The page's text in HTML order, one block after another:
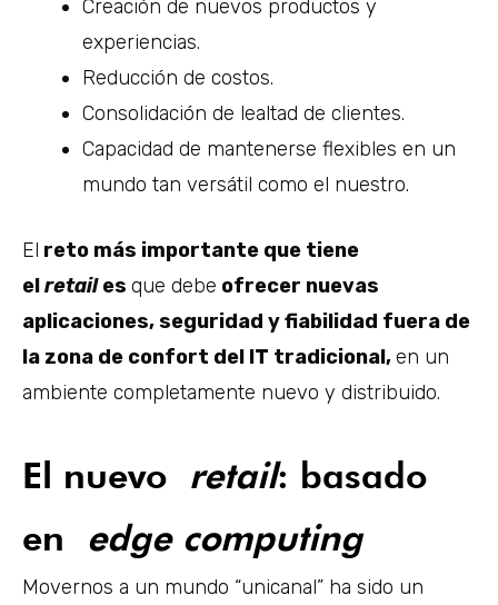
Creación de nuevos productos y
experiencias.
Reducción de costos.
Consolidación de lealtad de clientes.
Capacidad de mantenerse flexibles en un
mundo tan versátil como el nuestro.
El reto más importante que tiene
elretailes que debe ofrecer nuevas
aplicaciones, seguridad y fiabilidad fuera de
la zona de confort del IT tradicional,en un
ambiente completamente nuevo y distribuido.
El nuevo retail: basado
en edge computing
Movernos a un mundo “unicanal” ha sido un